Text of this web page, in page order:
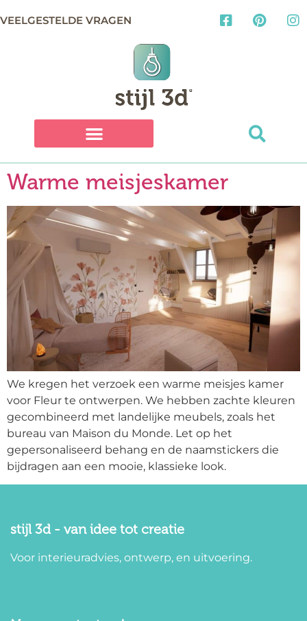
VEELGESTELDE VRAGEN
Warme meisjeskamer
We kregen het verzoek een warme meisjes kamer
voor Fleur te ontwerpen. We hebben zachte kleuren
gecombineerd met landelijke meubels, zoals het
bureau van Maison du Monde. Let op het
gepersonaliseerd behang en de naamstickers die
bijdragen aan een mooie, klassieke look.
stijl 3d - van idee tot creatie
Voor interieuradvies, ontwerp, en uitvoering.